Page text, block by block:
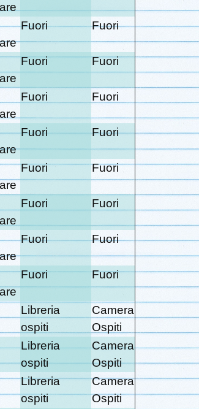
Fuori Fuori
Fuori Fuori
Fuori Fuori
Fuori Fuori
Fuori Fuori
Fuori Fuori
Fuori Fuori
Fuori Fuori
Libreria
ospiti
Camera
Ospiti
Libreria
ospiti
Camera
Ospiti
Libreria
ospiti
Camera
Ospiti